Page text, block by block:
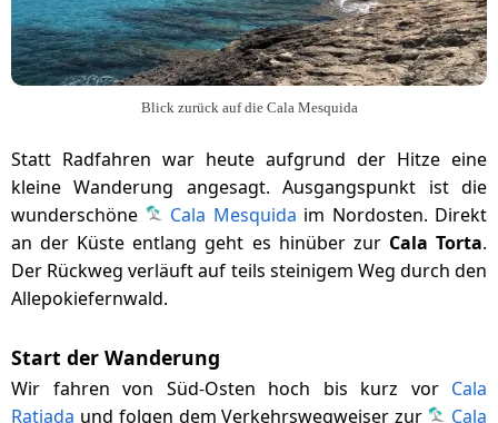
Blick zurück auf die Cala Mesquida
Statt Radfahren war heute aufgrund der Hitze eine
kleine Wanderung angesagt. Ausgangspunkt ist die
wunderschöne
Cala Mesquida im Nordosten. Direkt
an der Küste entlang geht es hinüber zur Cala Torta.
Der Rückweg verläuft auf teils steinigem Weg durch den
Allepokiefernwald.
Start der Wanderung
Wir fahren von Süd-Osten hoch bis kurz vor Cala
Ratjada und folgen dem Verkehrswegweiser zur
Cala